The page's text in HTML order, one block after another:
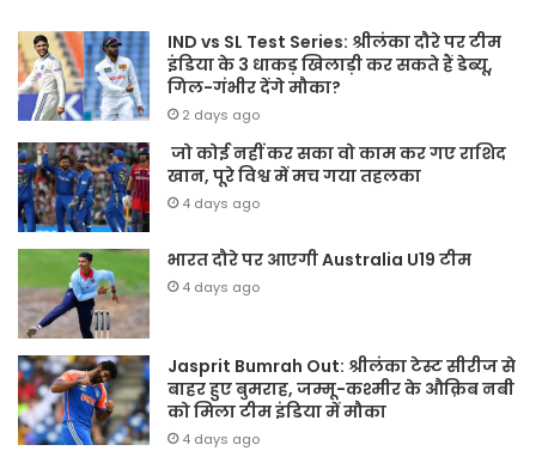
IND vs SL Test Series: श्रीलंका दौरे पर टीम
इंडिया के 3 धाकड़ खिलाड़ी कर सकते हैं डेब्यू,
गिल-गंभीर देंगे मौका?
2 days ago
जो कोई नहीं कर सका वो काम कर गए राशिद
खान, पूरे विश्व में मच गया तहलका
4 days ago
भारत दौरे पर आएगी Australia U19 टीम
4 days ago
Jasprit Bumrah Out: श्रीलंका टेस्ट सीरीज से
बाहर हुए बुमराह, जम्मू-कश्मीर के औक़िब नबी
को मिला टीम इंडिया में मौका
4 days ago